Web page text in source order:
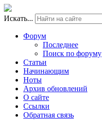
Искать...
Форум
Последнее
Поиск по форуму
Статьи
Начинающим
Ноты
Архив обновлений
О сайте
Ссылки
Обратная связь